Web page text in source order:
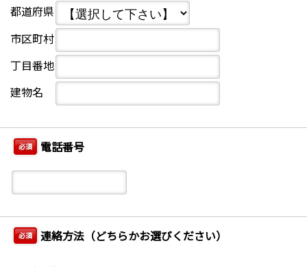
都道府県
市区町村
丁目番地
建物名
必須 電話番号
必須 連絡方法（どちらかお選びください）